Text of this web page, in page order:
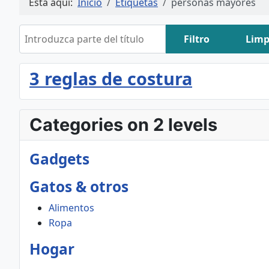
Filtro
3 reglas de costura
Categories on 2 levels
Gadgets
Gatos & otros
Alimentos
Ropa
Hogar